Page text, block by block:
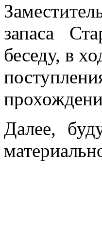
запаса
беседу, в
Далее,